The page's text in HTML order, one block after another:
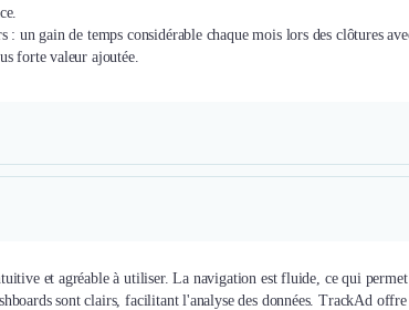
: un gain de temps considérable chaque mois lors des clôtures
forte valeur ajoutée.
et agréable à utiliser. La navigation est fluide, ce qui
sont clairs, facilitant l'analyse des données. TrackAd